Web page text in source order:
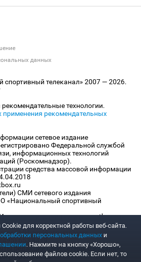
данных
телеканал» 2007 — 2026.
технологии.
применения рекомендательных
сетевое издание
Федеральной службой
информационных технологий
(Роскомнадзор).
средства массовой информации
СМИ сетевого издания
«Национальный спортивный
издания «www.sportbox.ru»:
СМИ сетевого издания
653 8419
редакции СМИ сетевого издания
для корректной работы веб-сайта.
персональных данных и
. Нажмите на кнопку «Хорошо»,
файлов cookie. Если нет, то